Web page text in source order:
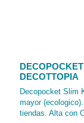
DECOTTOPIA
Decopocket Slim
mayor
tiendas. Alta con